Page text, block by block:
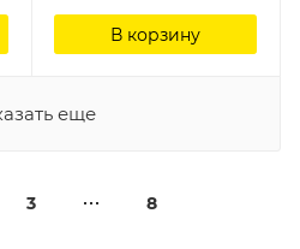
В корзину
еще
3 8